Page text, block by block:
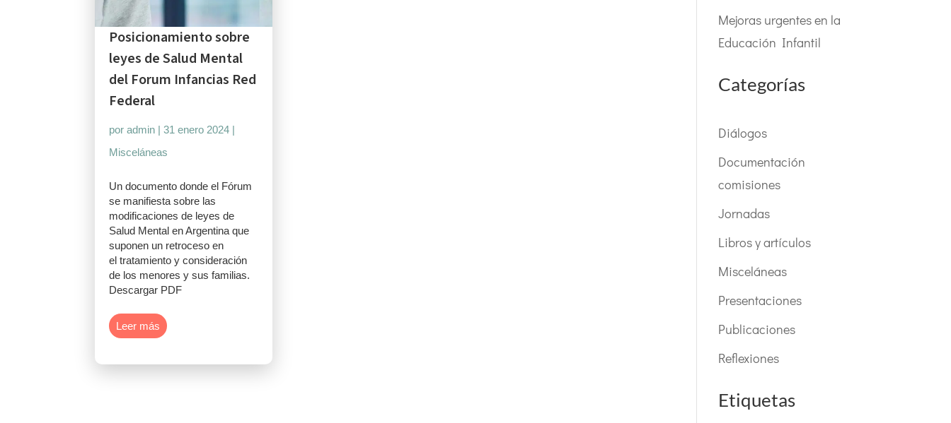
Posicionamiento sobre
leyes de Salud Mental
del Forum Infancias Red
Federal
poradmin |31 enero 2024 |
Misceláneas
Un documento donde el Fórum
se manifiesta sobre las
modificaciones de leyes de
Salud Mental en Argentina que
suponen un retroceso en
el tratamiento y consideración
de los menores y sus familias.
Descargar PDF
Leer más
Mejoras urgentes en la
Educación Infantil
Categorías
Diálogos
Documentación
comisiones
Jornadas
Libros y artículos
Misceláneas
Presentaciones
Publicaciones
Reflexiones
Etiquetas